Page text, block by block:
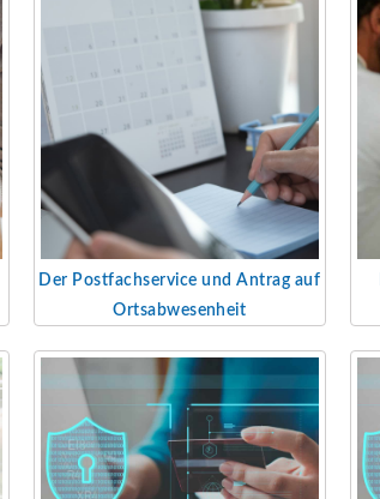
Der Postfachservice und Antrag auf
Ortsabwesenheit